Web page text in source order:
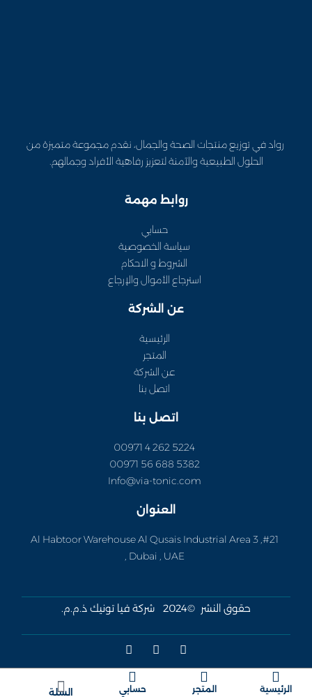
رواد في توزيع منتجات الصحة والجمال، نقدم مجموعة متميزة من
الحلول الطبيعية والآمنة لتعزيز رفاهية الأفراد وجمالهم.
روابط مهمة
حسابي
سياسة الخصوصية
الشروط و الاحكام
استرجاع الأموال والإرجاع
عن الشركة
الرئيسية
المتجر
عن الشركة
اتصل بنا
اتصل بنا
5224 262 4 00971
5382 688 56 00971
Info@via-tonic.com
العنوان
#21, Al Habtoor Warehouse Al Qusais Industrial Area 3
, Dubai , UAE
حقوق النشر ©2024 شركة فيا تونيك ذ.م.م.
a
n
h
t
s
الرئيسية المتجر حسابي Cart
السلة